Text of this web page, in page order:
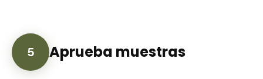
5 Aprueba muestras